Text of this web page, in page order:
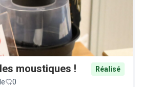
moustiques !
Réalisé
0